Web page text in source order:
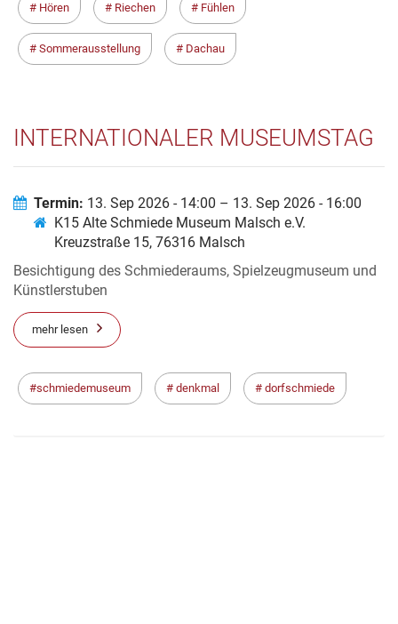
Hören Riechen Fühlen
Sommerausstellung Dachau
INTERNATIONALER MUSEUMSTAG
Termin: 13. Sep 2026 - 14:00 – 13. Sep 2026 - 16:00
K15 Alte Schmiede Museum Malsch e.V.
Kreuzstraße 15, 76316 Malsch
Besichtigung des Schmiederaums, Spielzeugmuseum und
Künstlerstuben
mehr lesen
schmiedemuseum denkmal dorfschmiede